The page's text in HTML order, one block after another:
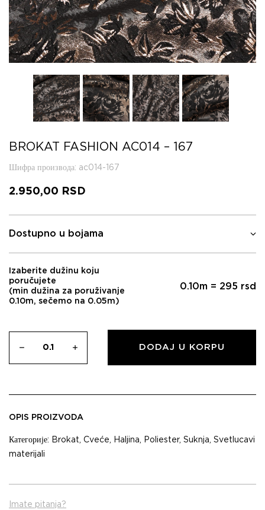
BROKAT FASHION AC014 – 167
Шифра производа: ac014-167
2.950,00 RSD
Dostupno u bojama
Izaberite dužinu koju
poručujete
(min dužina za poruživanje
0.10m, sečemo na 0.05m)
0.10m = 295 rsd
DODAJ U KORPU
OPIS PROIZVODA
Категорије: Brokat, Cveće, Haljina, Poliester, Suknja, Svetlucavi
materijali
Imate pitanja?